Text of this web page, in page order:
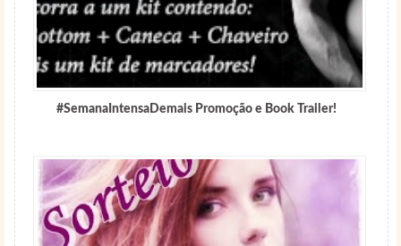
#SemanaIntensaDemais Promoção e Book Trailer!